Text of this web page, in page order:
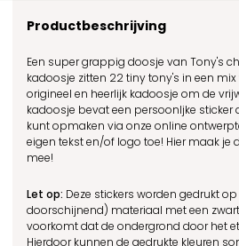
Productbeschrijving
Een super grappig doosje van Tony's
kadoosje zitten 22 tiny tony's in een mix
origineel en heerlijk kadoosje om de
kadoosje bevat een persoonljke sticker
kunt opmaken via onze online
eigen tekst en/of logo toe! Hier maak je
mee!
Let op: Deze stickers worden gedrukt
doorschijnend) materiaal met een
voorkomt dat de ondergrond door het
Hierdoor kunnen de gedrukte kleuren